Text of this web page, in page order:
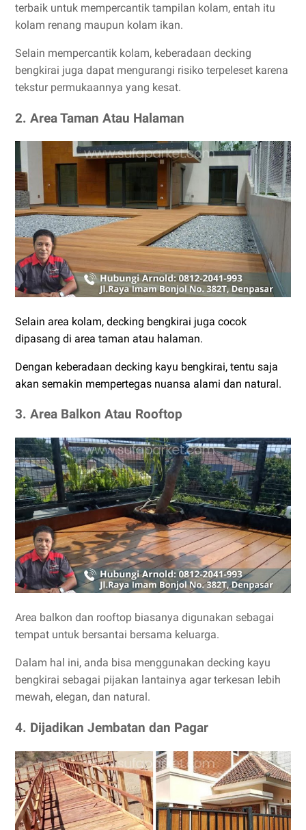
terbaik untuk mempercantik tampilan kolam, entah itu
kolam renang maupun kolam ikan.
Selain mempercantik kolam, keberadaan decking
bengkirai juga dapat mengurangi risiko terpeleset karena
tekstur permukaannya yang kesat.
2. Area Taman Atau Halaman
Selain area kolam, decking bengkirai juga cocok
dipasang di area taman atau halaman.
Dengan keberadaan decking kayu bengkirai, tentu saja
akan semakin mempertegas nuansa alami dan natural.
3. Area Balkon Atau Rooftop
Area balkon dan rooftop biasanya digunakan sebagai
tempat untuk bersantai bersama keluarga.
Dalam hal ini, anda bisa menggunakan decking kayu
bengkirai sebagai pijakan lantainya agar terkesan lebih
mewah, elegan, dan natural.
4. Dijadikan Jembatan dan Pagar